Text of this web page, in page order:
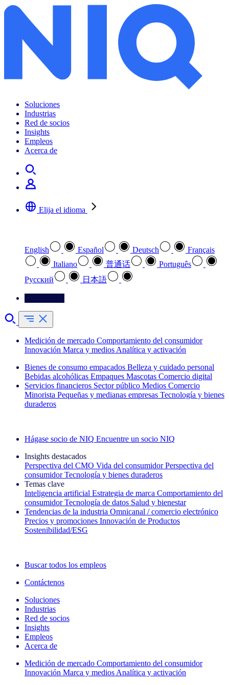
Soluciones
Industrias
Red de socios
Insights
Empleos
Acerca de
Elija el idioma
English Español Deutsch
Français
Italiano
普通话
Português
Pусский
日本語
Medición de mercado Comportamiento del consumidor
Innovación Marca y medios Analítica y activación
Bienes de consumo empacados Belleza y cuidado personal
Bebidas alcohólicas Empaques Mascotas Comercio digital
Servicios financieros Sector público Medios Comercio
Minorista Pequeñas y medianas empresas Tecnología y bienes
duraderos
Hágase socio de NIQ Encuentre un socio NIQ
Insights destacados
Perspectiva del CMO Vida del consumidor Perspectiva del
consumidor Tecnología y bienes duraderos
Temas clave
Inteligencia artificial Estrategia de marca Comportamiento del
consumidor Tecnología de datos Salud y bienestar
Tendencias de la industria Omnicanal / comercio electrónico
Precios y promociones Innovación de Productos
Sostenibilidad/ESG
Buscar todos los empleos
Contáctenos
Soluciones
Industrias
Red de socios
Insights
Empleos
Acerca de
Medición de mercado Comportamiento del consumidor
Innovación Marca y medios Analítica y activación